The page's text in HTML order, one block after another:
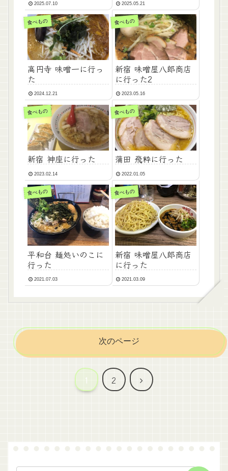
2025.07.10 2025.05.21
食べもの
高円寺 味噌一に行っ
た
2024.12.21
食べもの
新宿 味噌屋八郎商店
に行った2
2023.05.16
食べもの
新宿 神座に行った
2023.02.14
食べもの
蒲田 飛粋に行った
2022.01.05
食べもの
平和台 麺処いのこに
行った
2021.07.03
食べもの
新宿 味噌屋八郎商店
に行った
2021.03.09
次のページ
1 2
次